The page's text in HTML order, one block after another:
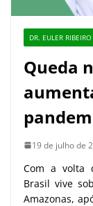
DR. EULER RIBEIRO
Queda
19 de julho de
Com a volta
Brasil vive
Amazonas,